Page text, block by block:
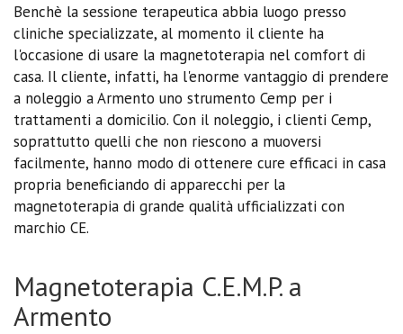
Benchè la sessione terapeutica abbia luogo presso
cliniche specializzate, al momento il cliente ha
l'occasione di usare la magnetoterapia nel comfort di
casa. Il cliente, infatti, ha l'enorme vantaggio di prendere
a noleggio a Armento uno strumento Cemp per i
trattamenti a domicilio. Con il noleggio, i clienti Cemp,
soprattutto quelli che non riescono a muoversi
facilmente, hanno modo di ottenere cure efficaci in casa
propria beneficiando di apparecchi per la
magnetoterapia di grande qualità ufficializzati con
marchio CE.
Magnetoterapia C.E.M.P. a
Armento